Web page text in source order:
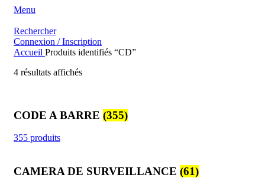
Menu
Rechercher
Connexion / Inscription
Accueil Produits identifiés “CD”
4 résultats affichésTrié
au
CODE A BARRE (355)
355 produits
CAMERA DE SURVEILLANCE (61)